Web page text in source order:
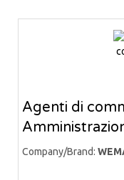
Agenti di
Company/Brand: